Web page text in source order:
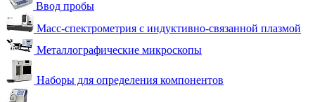
Ввод пробы
Масс-спектрометрия с индуктивно-связанной плазмой
Металлографические микроскопы
Наборы для определения компонентов